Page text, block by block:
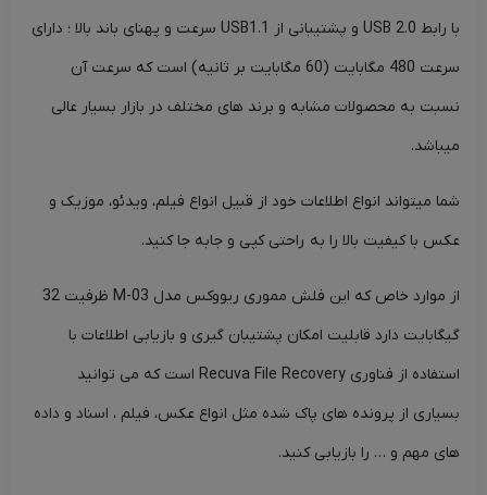
با رابط USB 2.0 و پشتیبانی از USB1.1 سرعت و پهنای باند بالا ؛ دارای
سرعت 480 مگابایت (60 مگابایت بر ثانیه) است که سرعت آن
نسبت به محصولات مشابه و برند های مختلف در بازار بسیار عالی
میباشد.
شما میتواند انواع اطلاعات خود از قبیل انواع فیلم، ویدئو، موزیک و
عکس با کیفیت بالا را به راحتی کپی و جابه جا کنید.
از موارد خاص که این فلش مموری ریووکس مدل M-03 ظرفیت 32
گیگابایت دارد قابلیت امکان پشتیبان گیری و بازیابی اطلاعات با
استفاده از فناوری Recuva File Recovery است که می توانید
بسیاری از پرونده های پاک شده مثل انواع عکس، فیلم ، اسناد و داده
های مهم و … را بازیابی کنید.